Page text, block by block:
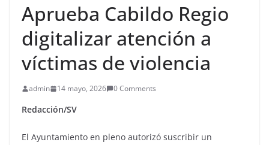
Aprueba Cabildo Regio
digitalizar atención a
víctimas de violencia
admin 14 mayo, 2026 0 Comments
Redacción/SV
El Ayuntamiento en pleno autorizó suscribir un